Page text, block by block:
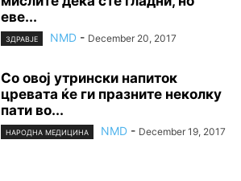
еве...
ЗДРАВЈЕ NMD - December 20, 2017
Со овој утрински напиток
цревата ќе ги празните неколку
пати во...
НАРОДНА МЕДИЦИНА NMD - December 19, 2017